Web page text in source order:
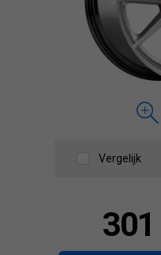
Vergelijk
301